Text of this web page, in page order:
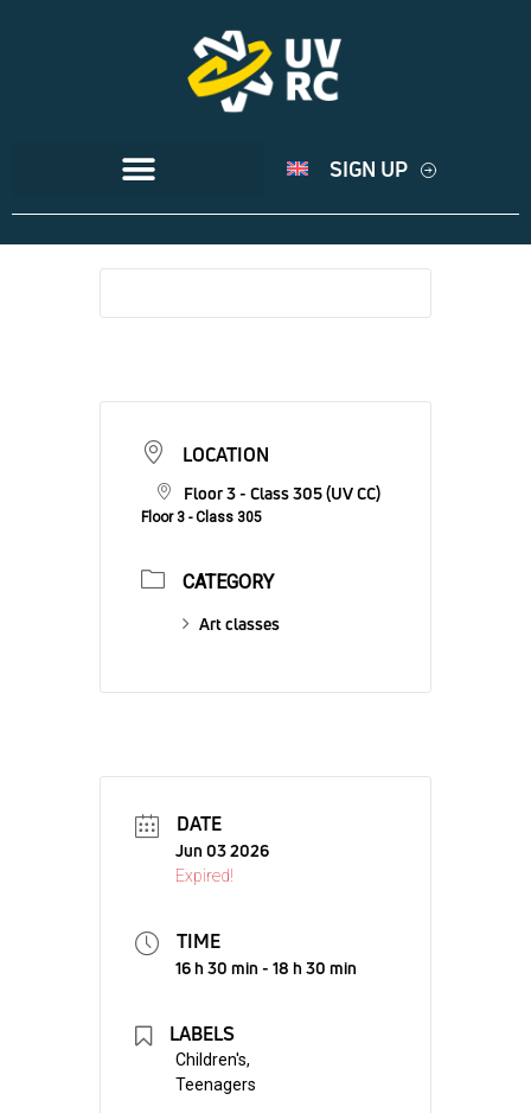
SIGN UP
LOCATION
Floor 3 - Class 305 (UV CC)
Floor 3 - Class 305
CATEGORY
Art classes
DATE
Jun 03 2026
Expired!
TIME
16 h 30 min - 18 h 30 min
LABELS
Children's,
Teenagers